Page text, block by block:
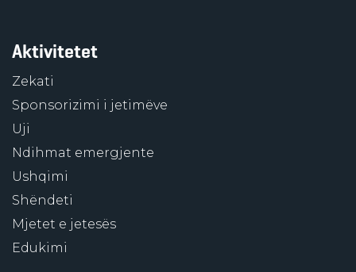
Aktivitetet
Zekati
Sponsorizimi i jetimëve
Uji
Ndihmat emergjente
Ushqimi
Shëndeti
Mjetet e jetesës
Edukimi